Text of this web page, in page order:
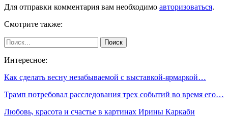
Для отправки комментария вам необходимо авторизоваться.
Смотрите также:
Интересное:
Как сделать весну незабываемой с выставкой-ярмаркой…
Трамп потребовал расследования трех событий во время его…
Любовь, красота и счастье в картинах Ирины Каркаби